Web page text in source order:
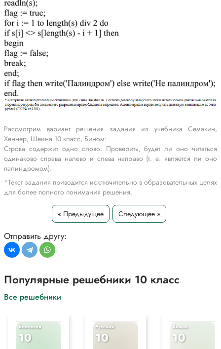
Рассмотрим вариант решения задания из учебника Семакин,
Хеннер, Шеина 10 класс, Бином:
Строка содержит одно слово. Проверить, будет ли оно читаться
одинаково справа налево и слева направо (т. е. является ли оно
палиндромом).
*Текст задания приводится исключительно в образовательных целях
для более полного понимания решения.
« Предыдущее Следующее »
Отправить другу:
Популярные решебники 10 класс
Все решебники
Биология
10
Русский
10
Химия
10